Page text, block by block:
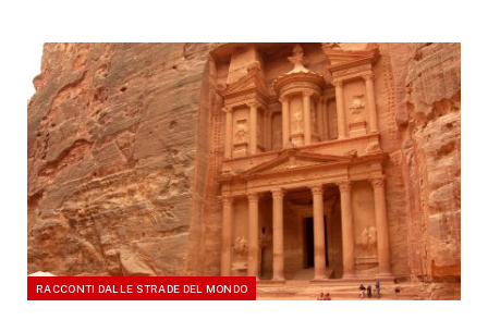
RACCONTI DALLE STRADE DEL MONDO